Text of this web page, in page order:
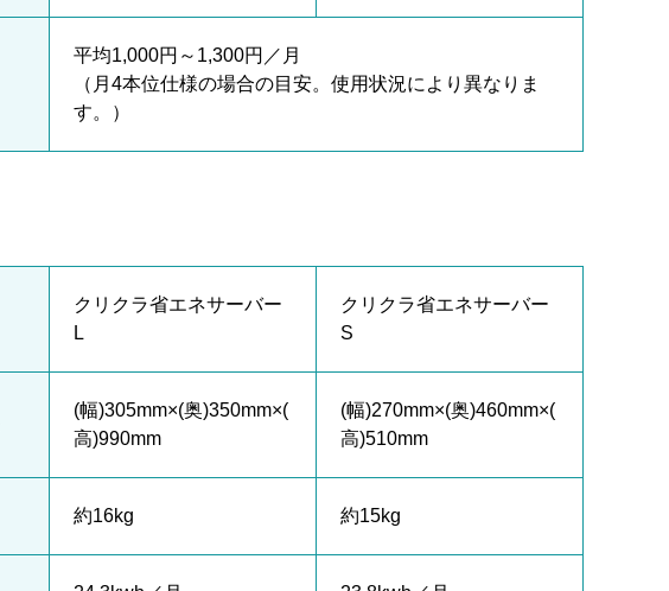
平均1,000円～1,300円／月
（月4本位仕様の場合の目安。使用状況により異なりま
す。）
クリクラ省エネサーバー
L
クリクラ省エネサーバー
S
(幅)305mm×(奥)350mm×(
高)990mm
(幅)270mm×(奥)460mm×(
高)510mm
約16kg 約15kg